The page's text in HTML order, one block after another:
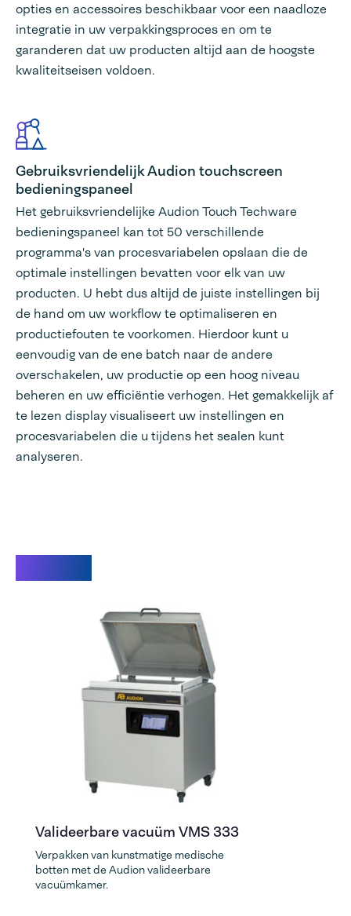
opties en accessoires beschikbaar voor een naadloze
integratie in uw verpakkingsproces en om te
garanderen dat uw producten altijd aan de hoogste
kwaliteitseisen voldoen.
Gebruiksvriendelijk Audion touchscreen
bedieningspaneel
Het gebruiksvriendelijke Audion Touch Techware
bedieningspaneel kan tot 50 verschillende
programma's van procesvariabelen opslaan die de
optimale instellingen bevatten voor elk van uw
producten. U hebt dus altijd de juiste instellingen bij
de hand om uw workflow te optimaliseren en
productiefouten te voorkomen. Hierdoor kunt u
eenvoudig van de ene batch naar de andere
overschakelen, uw productie op een hoog niveau
beheren en uw efficiëntie verhogen. Het gemakkelijk af
te lezen display visualiseert uw instellingen en
procesvariabelen die u tijdens het sealen kunt
analyseren.
Valideerbare vacuüm VMS 333
Verpakken van kunstmatige medische
botten met de Audion valideerbare
vacuümkamer.